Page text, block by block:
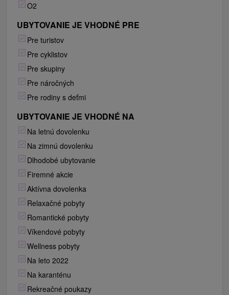
O2
UBYTOVANIE JE VHODNÉ PRE
Pre turistov
Pre cyklistov
Pre skupiny
Pre náročných
Pre rodiny s deťmi
UBYTOVANIE JE VHODNÉ NA
Na letnú dovolenku
Na zimnú dovolenku
Dlhodobé ubytovanie
Firemné akcie
Aktívna dovolenka
Relaxačné pobyty
Romantické pobyty
Víkendové pobyty
Wellness pobyty
Na leto 2022
Na karanténu
Rekreačné poukazy